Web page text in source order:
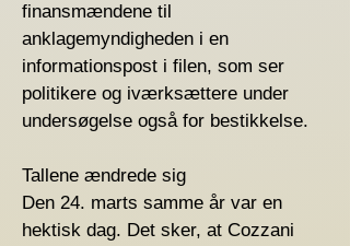
finansmændene til
anklagemyndigheden i en
informationspost i filen, som ser
politikere og iværksættere under
undersøgelse også for bestikkelse.
Tallene ændrede sig
Den 24. marts samme år var en
hektisk dag. Det sker, at Cozzani